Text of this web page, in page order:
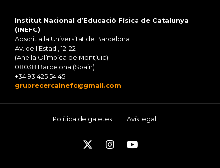
Institut Nacional d’Educació Física de Catalunya
(INEFC)
Adscrit a la Universitat de Barcelona
Av. de l’Estadi, 12-22
(Anella Olímpica de Montjuïc)
08038 Barcelona (Spain)
+34 93 425 54 45
gruprecercainefc@gmail.com
Política de galetes Avís legal